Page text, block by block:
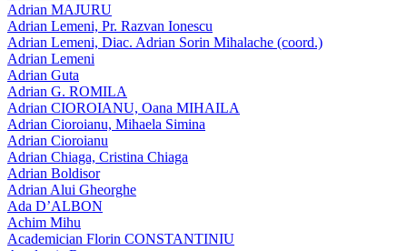
Adrian MAJURU
Adrian Lemeni, Pr. Razvan Ionescu
Adrian Lemeni, Diac. Adrian Sorin Mihalache (coord.)
Adrian Lemeni
Adrian Guta
Adrian G. ROMILA
Adrian CIOROIANU, Oana MIHAILA
Adrian Cioroianu, Mihaela Simina
Adrian Cioroianu
Adrian Chiaga, Cristina Chiaga
Adrian Boldisor
Adrian Alui Gheorghe
Ada D’ALBON
Achim Mihu
Academician Florin CONSTANTINIU